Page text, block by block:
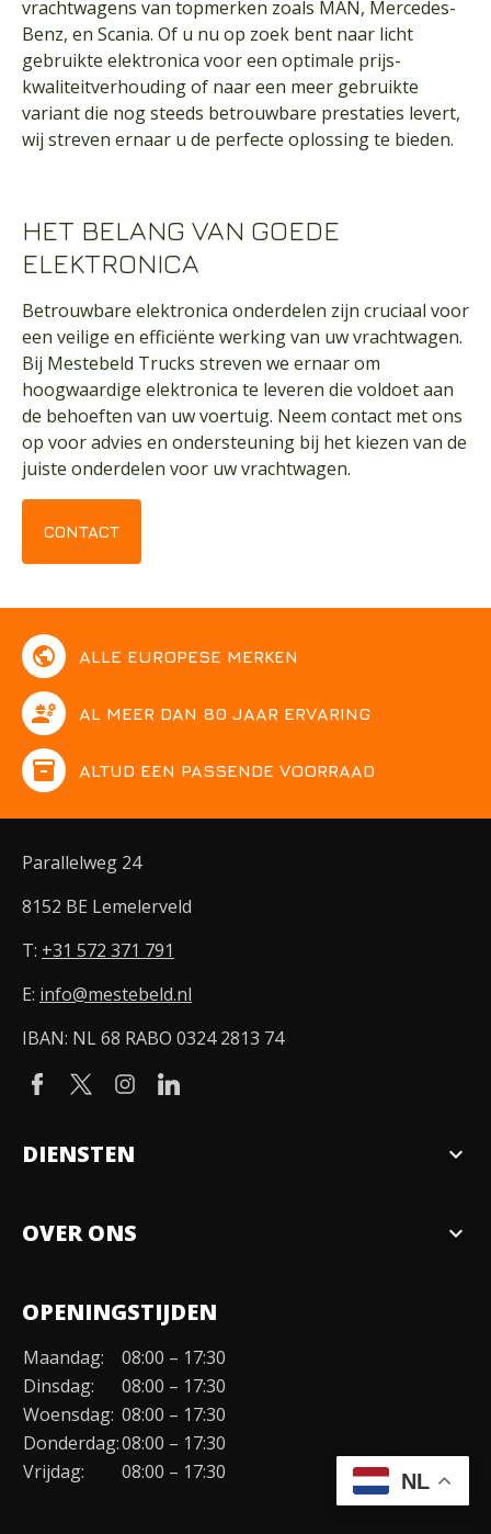
vrachtwagens van topmerken zoals MAN, Mercedes-
Benz, en Scania. Of u nu op zoek bent naar licht
gebruikte elektronica voor een optimale prijs-
kwaliteitverhouding of naar een meer gebruikte
variant die nog steeds betrouwbare prestaties levert,
wij streven ernaar u de perfecte oplossing te bieden.
HET BELANG VAN GOEDE
ELEKTRONICA
Betrouwbare elektronica onderdelen zijn cruciaal voor
een veilige en efficiënte werking van uw vrachtwagen.
Bij Mestebeld Trucks streven we ernaar om
hoogwaardige elektronica te leveren die voldoet aan
de behoeften van uw voertuig. Neem contact met ons
op voor advies en ondersteuning bij het kiezen van de
juiste onderdelen voor uw vrachtwagen.
CONTACT
public ALLE EUROPESE MERKEN
engineering AL MEER DAN 80 JAAR ERVARING
inventory ALTIJD EEN PASSENDE VOORRAAD
Parallelweg 24
8152 BE Lemelerveld
T: +31 572 371 791
E: info@mestebeld.nl
IBAN: NL 68 RABO 0324 2813 74
DIENSTEN expand_more
OVER ONS expand_more
Organisatie
Duurzaamheid
Werken bij
Contact
OPENINGSTIJDEN
Maandag:
08:00 – 17:30
Dinsdag:
08:00 – 17:30
Woensdag: 08:00 – 17:30
Donderdag:08:00 – 17:30
Vrijdag:
08:00 – 17:30 NL